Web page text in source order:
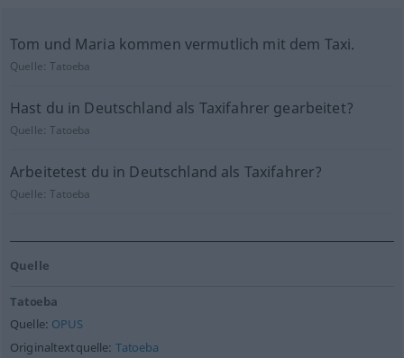
Tom und Maria kommen vermutlich mit dem Taxi.
Quelle:Tatoeba
Hast du in Deutschland als Taxifahrer gearbeitet?
Quelle:Tatoeba
Arbeitetest du in Deutschland als Taxifahrer?
Quelle:Tatoeba
Quelle
Tatoeba
Quelle: OPUS
Originaltextquelle: Tatoeba